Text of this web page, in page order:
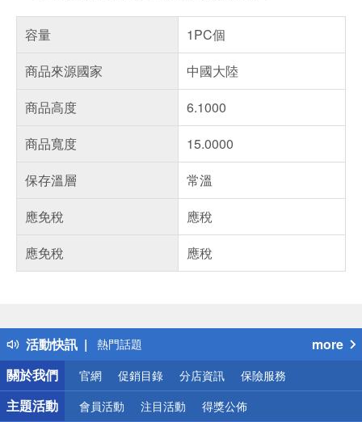
容量
1PC個
商品來源國家
中國大陸
商品高度
6.1000
商品寬度
15.0000
保存溫層
常溫
應免稅
應稅
應免稅
應稅
活動快訊
得獎公告
熱門話題
銀行優惠
偏遠地區配送
詐騙網頁！請小心！
more
關於我們
官網 促銷目錄 分店資訊 保險服務
主題活動 會員活動 注目活動 得獎公佈